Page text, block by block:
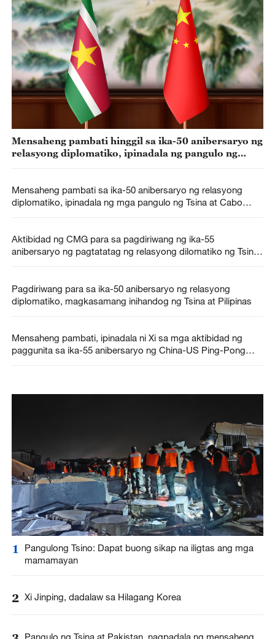
Mensaheng pambati hinggil sa ika-50 anibersaryo ng
relasyong diplomatiko, ipinadala ng pangulo ng
Mensaheng pambati sa ika-50 anibersaryo ng relasyong
diplomatiko, ipinadala ng mga pangulo ng Tsina at Cabo
Aktibidad ng CMG para sa pagdiriwang ng ika-55
anibersaryo ng pagtatatag ng relasyong dilomatiko ng Tsina
Pagdiriwang para sa ika-50 anibersaryo ng relasyong
diplomatiko, magkasamang inihandog ng Tsina at Pilipinas
Mensaheng pambati, ipinadala ni Xi sa mga aktibidad ng
paggunita sa ika-55 anibersaryo ng China-US Ping-Pong
1
Pangulong Tsino: Dapat buong sikap na iligtas ang mga
mamamayan
2 Xi Jinping, dadalaw sa Hilagang Korea
Pangulo ng Tsina at Pakistan, nagpadala ng mensaheng